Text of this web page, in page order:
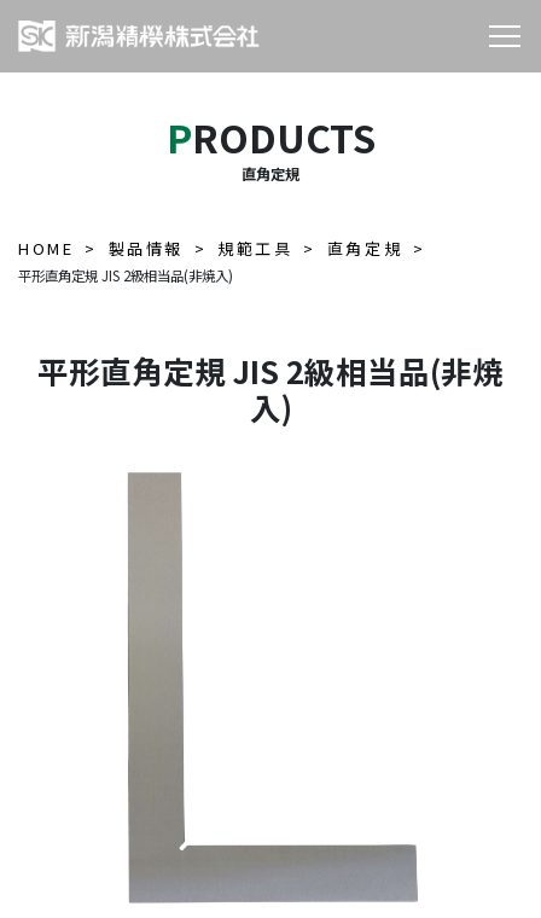
PRODUCTS
直角定規
HOME 製品情報 規範工具 直角定規
平形直角定規 JIS 2級相当品(非焼入)
平形直角定規 JIS 2級相当品(非焼
入)